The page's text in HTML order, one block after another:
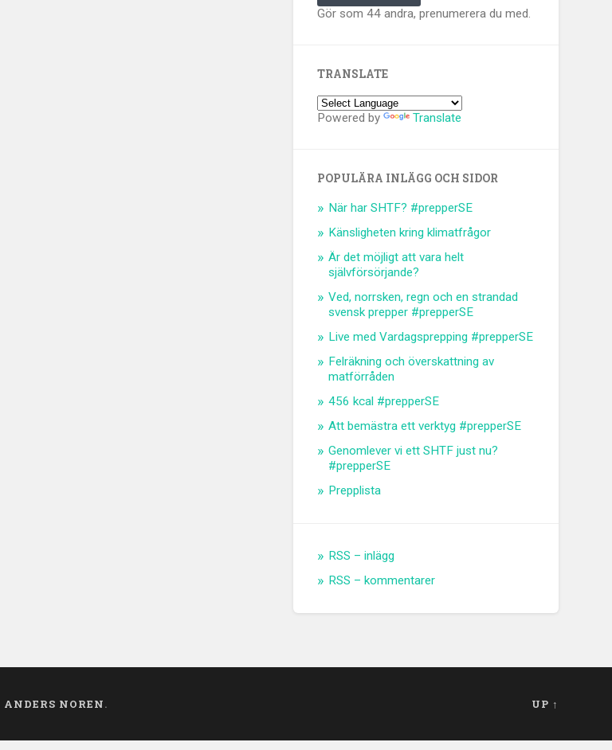
Gör som 44 andra, prenumerera du med.
TRANSLATE
Powered by Translate
POPULÄRA INLÄGG OCH SIDOR
När har SHTF? #prepperSE
Känsligheten kring klimatfrågor
Är det möjligt att vara helt
självförsörjande?
Ved, norrsken, regn och en strandad
svensk prepper #prepperSE
Live med Vardagsprepping #prepperSE
Felräkning och överskattning av
matförråden
456 kcal #prepperSE
Att bemästra ett verktyg #prepperSE
Genomlever vi ett SHTF just nu?
#prepperSE
Prepplista
RSS – inlägg
RSS – kommentarer
ANDERS NOREN. UP ↑